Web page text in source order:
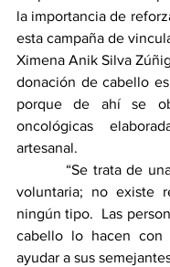
la importancia de
esta campaña de
Ximena Anik Silva
donación de cabello
porque de ahí se
oncológicas
artesanal.
“Se trata de una
voluntaria; no existe
ningún tipo.  Las
cabello lo hacen con
ayudar a sus